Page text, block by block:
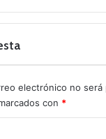
electrónico no será
con *